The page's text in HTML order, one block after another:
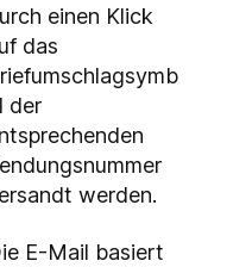
einen Klick
das
der
werden.
E-Mail basiert